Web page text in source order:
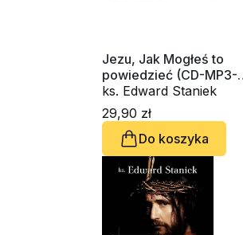
Jezu, Jak Mogłeś to
powiedzieć (CD-MP3-
audiobook)
ks. Edward Staniek
29,90 zł
Do koszyka